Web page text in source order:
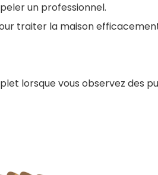
un professionnel.
traiter la maison
lorsque vous observez des